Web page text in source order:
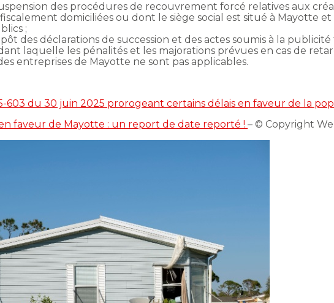
des procédures de recouvrement forcé relatives aux
fiscalement domiciliées ou dont le siège social est situé à Mayotte
;
des déclarations de succession et des actes soumis à la publicité
laquelle les pénalités et les majorations prévues en cas de
entreprises de Mayotte ne sont pas applicables.
603 du 30 juin 2025 prorogeant certains délais en faveur de la
faveur de Mayotte : un report de date reporté !– © Copyright